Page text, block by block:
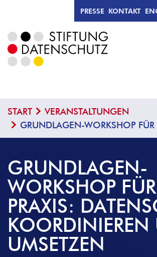
PRESSE KONTAKT
START
VERANSTALTUNGEN
GRUNDLAGEN-WORKSHOP FÜR
GRUNDLAGEN-
WORKSHOP
PRAXIS:
UMSETZEN